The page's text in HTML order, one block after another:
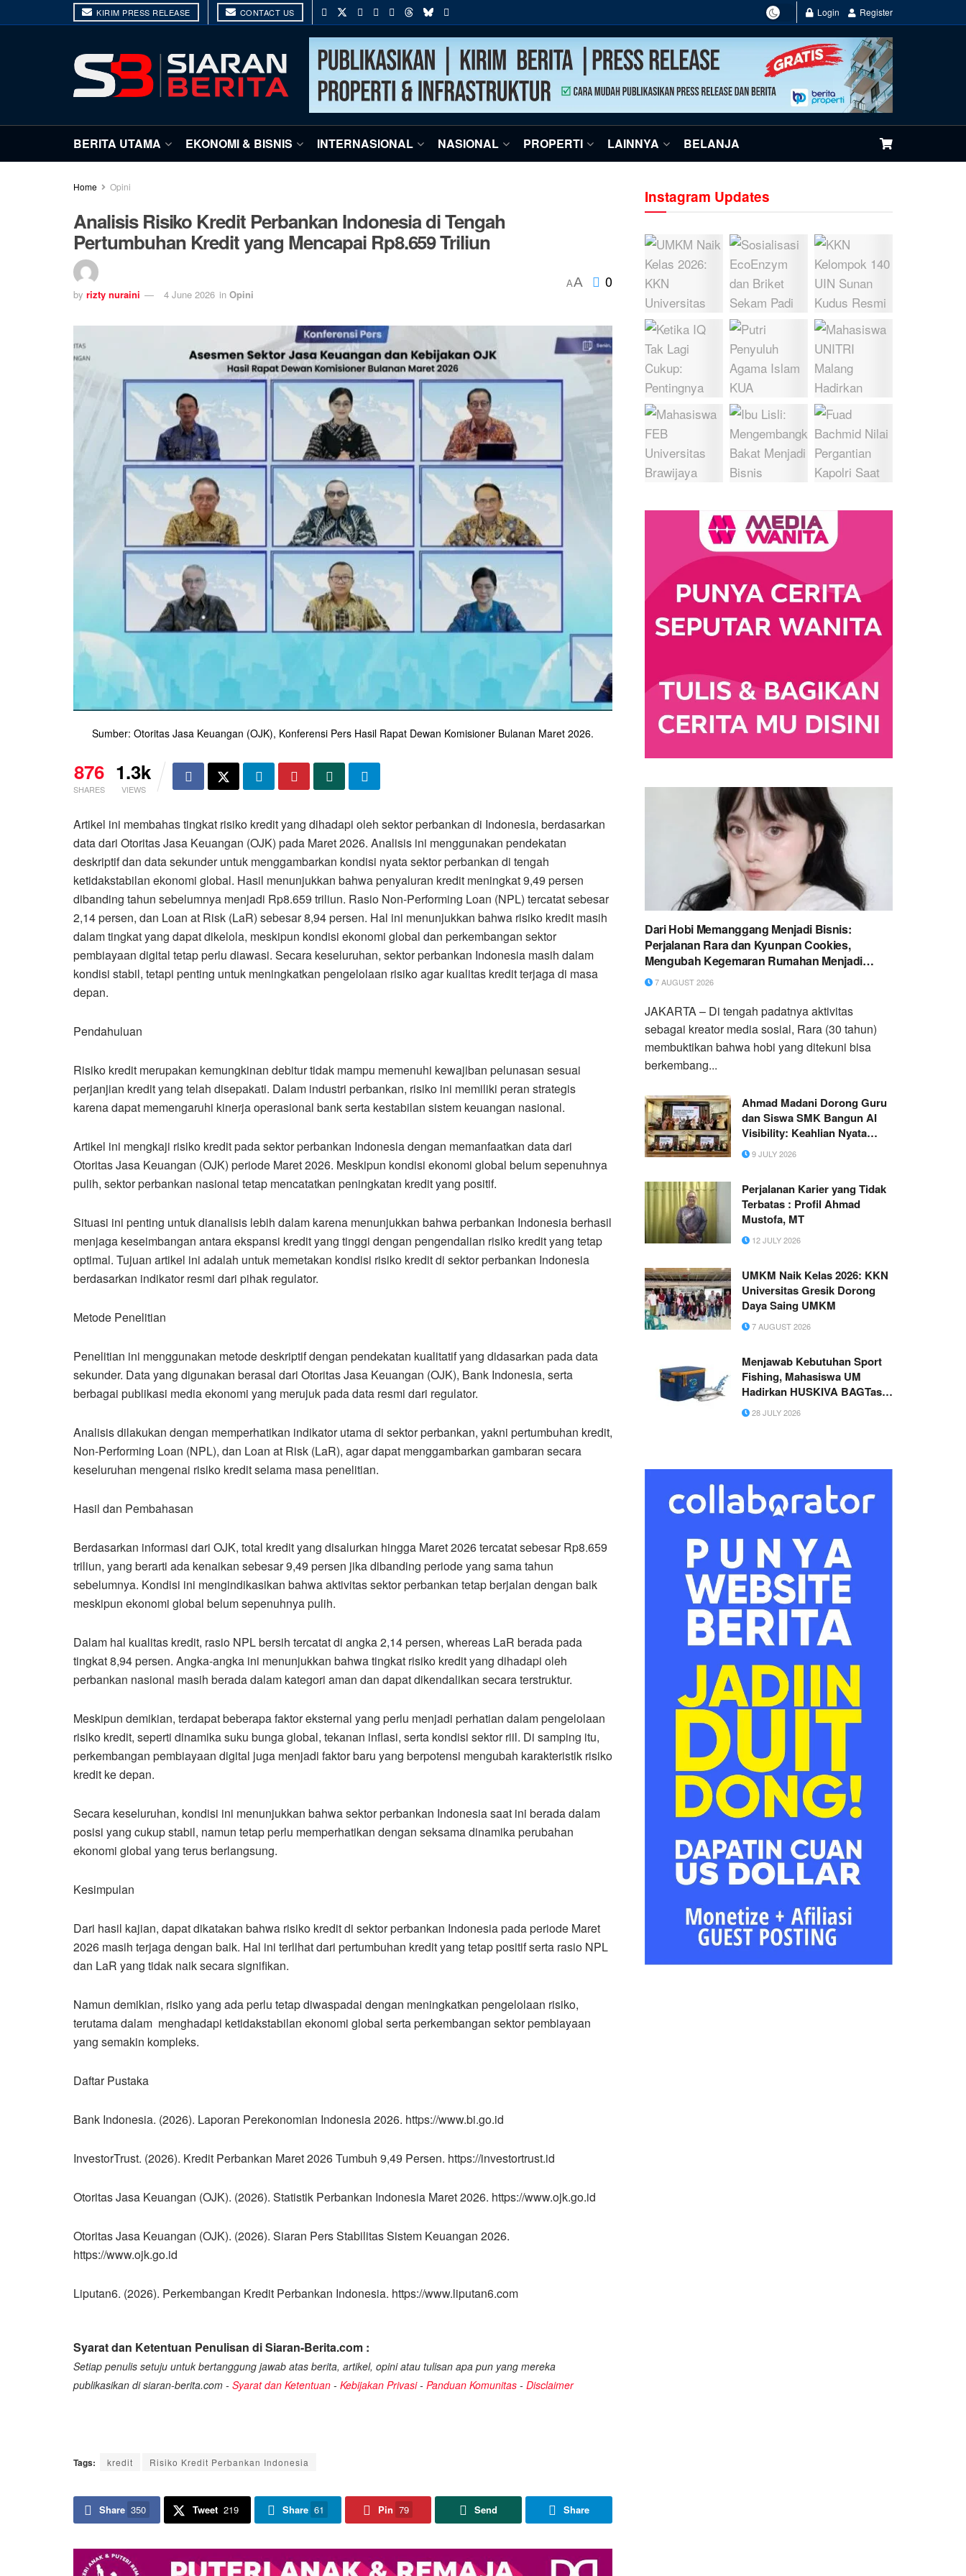
KIRIM PRESS RELEASE CONTACT US Login Register
BERITA UTAMA EKONOMI & BISNIS INTERNASIONAL NASIONAL PROPERTI LAINNYA BELANJA
Home Opini
Analisis Risiko Kredit Perbankan Indonesia di Tengah
Pertumbuhan Kredit yang Mencapai Rp8.659 Triliun
by rizty nuraini 4 June 2026 in Opini
AA 0
Sumber: Otoritas Jasa Keuangan (OJK), Konferensi Pers Hasil Rapat Dewan Komisioner Bulanan Maret 2026.
876
SHARES
1.3k
VIEWS
Artikel ini membahas tingkat risiko kredit yang dihadapi oleh sektor perbankan di Indonesia, berdasarkan
data dari Otoritas Jasa Keuangan (OJK) pada Maret 2026. Analisis ini menggunakan pendekatan
deskriptif dan data sekunder untuk menggambarkan kondisi nyata sektor perbankan di tengah
ketidakstabilan ekonomi global. Hasil menunjukkan bahwa penyaluran kredit meningkat 9,49 persen
dibanding tahun sebelumnya menjadi Rp8.659 triliun. Rasio Non-Performing Loan (NPL) tercatat sebesar
2,14 persen, dan Loan at Risk (LaR) sebesar 8,94 persen. Hal ini menunjukkan bahwa risiko kredit masih
dalam tingkat yang dapat dikelola, meskipun kondisi ekonomi global dan perkembangan sektor
pembiayaan digital tetap perlu diawasi. Secara keseluruhan, sektor perbankan Indonesia masih dalam
kondisi stabil, tetapi penting untuk meningkatkan pengelolaan risiko agar kualitas kredit terjaga di masa
depan.
Pendahuluan
Risiko kredit merupakan kemungkinan debitur tidak mampu memenuhi kewajiban pelunasan sesuai
perjanjian kredit yang telah disepakati. Dalam industri perbankan, risiko ini memiliki peran strategis
karena dapat memengaruhi kinerja operasional bank serta kestabilan sistem keuangan nasional.
Artikel ini mengkaji risiko kredit pada sektor perbankan Indonesia dengan memanfaatkan data dari
Otoritas Jasa Keuangan (OJK) periode Maret 2026. Meskipun kondisi ekonomi global belum sepenuhnya
pulih, sektor perbankan nasional tetap mencatatkan peningkatan kredit yang positif.
Situasi ini penting untuk dianalisis lebih dalam karena menunjukkan bahwa perbankan Indonesia berhasil
menjaga keseimbangan antara ekspansi kredit yang tinggi dengan pengendalian risiko kredit yang tetap
optimal. Tujuan artikel ini adalah untuk memetakan kondisi risiko kredit di sektor perbankan Indonesia
berdasarkan indikator resmi dari pihak regulator.
Metode Penelitian
Penelitian ini menggunakan metode deskriptif dengan pendekatan kualitatif yang didasarkan pada data
sekunder. Data yang digunakan berasal dari Otoritas Jasa Keuangan (OJK), Bank Indonesia, serta
berbagai publikasi media ekonomi yang merujuk pada data resmi dari regulator.
Analisis dilakukan dengan memperhatikan indikator utama di sektor perbankan, yakni pertumbuhan kredit,
Non-Performing Loan (NPL), dan Loan at Risk (LaR), agar dapat menggambarkan gambaran secara
keseluruhan mengenai risiko kredit selama masa penelitian.
Hasil dan Pembahasan
Berdasarkan informasi dari OJK, total kredit yang disalurkan hingga Maret 2026 tercatat sebesar Rp8.659
triliun, yang berarti ada kenaikan sebesar 9,49 persen jika dibanding periode yang sama tahun
sebelumnya. Kondisi ini mengindikasikan bahwa aktivitas sektor perbankan tetap berjalan dengan baik
meskipun ekonomi global belum sepenuhnya pulih.
Dalam hal kualitas kredit, rasio NPL bersih tercatat di angka 2,14 persen, whereas LaR berada pada
tingkat 8,94 persen. Angka-angka ini menunjukkan bahwa tingkat risiko kredit yang dihadapi oleh
perbankan nasional masih berada dalam kategori aman dan dapat dikendalikan secara terstruktur.
Meskipun demikian, terdapat beberapa faktor eksternal yang perlu menjadi perhatian dalam pengelolaan
risiko kredit, seperti dinamika suku bunga global, tekanan inflasi, serta kondisi sektor riil. Di samping itu,
perkembangan pembiayaan digital juga menjadi faktor baru yang berpotensi mengubah karakteristik risiko
kredit ke depan.
Secara keseluruhan, kondisi ini menunjukkan bahwa sektor perbankan Indonesia saat ini berada dalam
posisi yang cukup stabil, namun tetap perlu memperhatikan dengan seksama dinamika perubahan
ekonomi global yang terus berlangsung.
Kesimpulan
Dari hasil kajian, dapat dikatakan bahwa risiko kredit di sektor perbankan Indonesia pada periode Maret
2026 masih terjaga dengan baik. Hal ini terlihat dari pertumbuhan kredit yang tetap positif serta rasio NPL
dan LaR yang tidak naik secara signifikan.
Namun demikian, risiko yang ada perlu tetap diwaspadai dengan meningkatkan pengelolaan risiko,
terutama dalam menghadapi ketidakstabilan ekonomi global serta perkembangan sektor pembiayaan
yang semakin kompleks.
Daftar Pustaka
Bank Indonesia. (2026). Laporan Perekonomian Indonesia 2026. https://www.bi.go.id
InvestorTrust. (2026). Kredit Perbankan Maret 2026 Tumbuh 9,49 Persen. https://investortrust.id
Otoritas Jasa Keuangan (OJK). (2026). Statistik Perbankan Indonesia Maret 2026. https://www.ojk.go.id
Otoritas Jasa Keuangan (OJK). (2026). Siaran Pers Stabilitas Sistem Keuangan 2026.
https://www.ojk.go.id
Liputan6. (2026). Perkembangan Kredit Perbankan Indonesia. https://www.liputan6.com
Syarat dan Ketentuan Penulisan di Siaran-Berita.com :
Setiap penulis setuju untuk bertanggung jawab atas berita, artikel, opini atau tulisan apa pun yang mereka
publikasikan di siaran-berita.com - Syarat dan Ketentuan - Kebijakan Privasi- Panduan Komunitas - Disclaimer
Tags: kredit Risiko Kredit Perbankan Indonesia
Share 350 Tweet 219 Share 61 Pin 79 Send Share
Instagram Updates
Dari Hobi Memanggang Menjadi Bisnis:
Perjalanan Rara dan Kyunpan Cookies,
Mengubah Kegemaran Rumahan Menjadi
Usaha Penuh Inspirasi
7 AUGUST 2026
JAKARTA – Di tengah padatnya aktivitas
sebagai kreator media sosial, Rara (30 tahun)
membuktikan bahwa hobi yang ditekuni bisa
berkembang...
Ahmad Madani Dorong Guru
dan Siswa SMK Bangun AI
Visibility: Keahlian Nyata
Perlu Memiliki Bukti Digital
9 JULY 2026
Perjalanan Karier yang Tidak
Terbatas : Profil Ahmad
Mustofa, MT
12 JULY 2026
UMKM Naik Kelas 2026: KKN
Universitas Gresik Dorong
Daya Saing UMKM
7 AUGUST 2026
Menjawab Kebutuhan Sport
Fishing, Mahasiswa UM
Hadirkan HUSKIVA BAGTas
Penyimpanan Ikan Berbasis
Sabut Kelapa
28 JULY 2026